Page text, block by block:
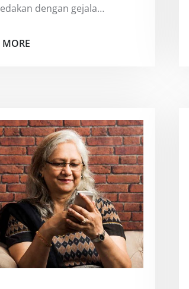
dengan gejala…
MORE